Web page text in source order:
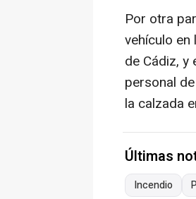
Por otra
vehículo en
de Cádiz, y
personal
la calzada
Últimas
Incendio